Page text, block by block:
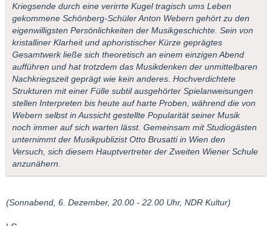
Kriegsende durch eine verirrte Kugel tragisch ums Leben
gekommene Schönberg-Schüler Anton Webern gehört zu den
eigenwilligsten Persönlichkeiten der Musikgeschichte. Sein von
kristalliner Klarheit und aphoristischer Kürze geprägtes
Gesamtwerk ließe sich theoretisch an einem einzigen Abend
aufführen und hat trotzdem das Musikdenken der unmittelbaren
Nachkriegszeit geprägt wie kein anderes. Hochverdichtete
Strukturen mit einer Fülle subtil ausgehörter Spielanweisungen
stellen Interpreten bis heute auf harte Proben, während die von
Webern selbst in Aussicht gestellte Popularität seiner Musik
noch immer auf sich warten lässt. Gemeinsam mit Studiogästen
unternimmt der Musikpublizist Otto Brusatti in Wien den
Versuch, sich diesem Hauptvertreter der Zweiten Wiener Schule
anzunähern.
(Sonnabend, 6. Dezember, 20.00 - 22.00 Uhr, NDR Kultur)